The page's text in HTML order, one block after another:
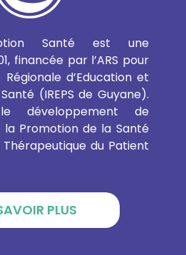
Santé est une
financée par l’ARS pour
d’Education et
(IREPS de Guyane).
développement de
la Promotion de la Santé
Thérapeutique du Patient
PLUS